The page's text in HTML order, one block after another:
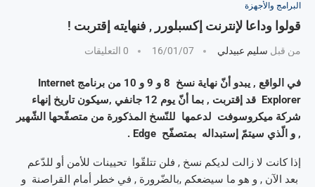
البرامج والأجهزة
قولوا وداعا لإنترنت إكسبلورر , فنهايته إقتربت !
من قبل سليم عبيدلي 16/01/07 0 التعليقات
في الواقع , يبدو أنّ نهاية نسخ 8 و 9 و 10 من برنامج Internet
Explorer قد إقتربت , بما أنّ يوم 12 جانفي ,سيكون تاريخ إنهاء
شركة ميكروسوفت لدعمها للنّسخ المذكورة من متصفّحها الشّهير
, و الّذي سيتمّ إستبداله بمتصفّح Edge .
إذا كانت لا زالت لديكم نسخ , فلن تتلقّوا تحيينات للأمن أو للدّعم
بعد الآن , و هو ما سيضعكم ,بالضّرورة , في خطر أمام القراصنة و